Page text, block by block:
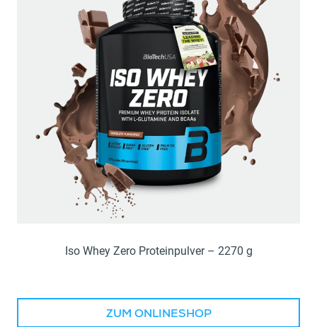
Iso Whey Zero Proteinpulver – 2270 g
ZUM ONLINESHOP